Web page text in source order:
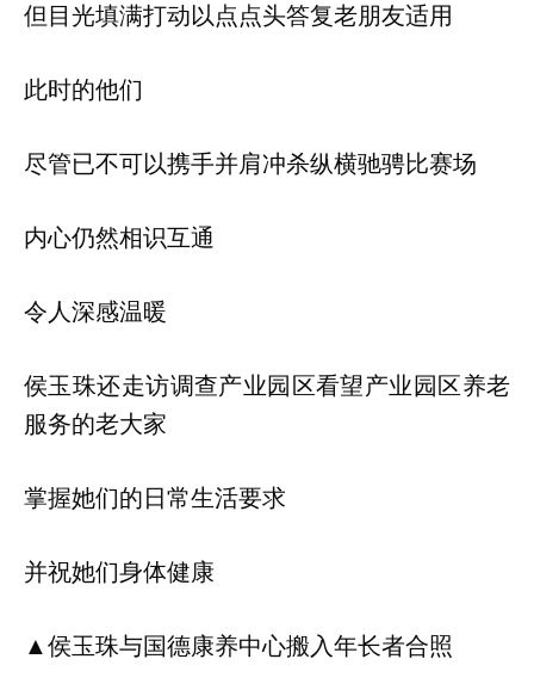
但目光填满打动以点点头答复老朋友适用
此时的他们
尽管已不可以携手并肩冲杀纵横驰骋比赛场
内心仍然相识互通
令人深感温暖
侯玉珠还走访调查产业园区看望产业园区养老
服务的老大家
掌握她们的日常生活要求
并祝她们身体健康
▲侯玉珠与国德康养中心搬入年长者合照